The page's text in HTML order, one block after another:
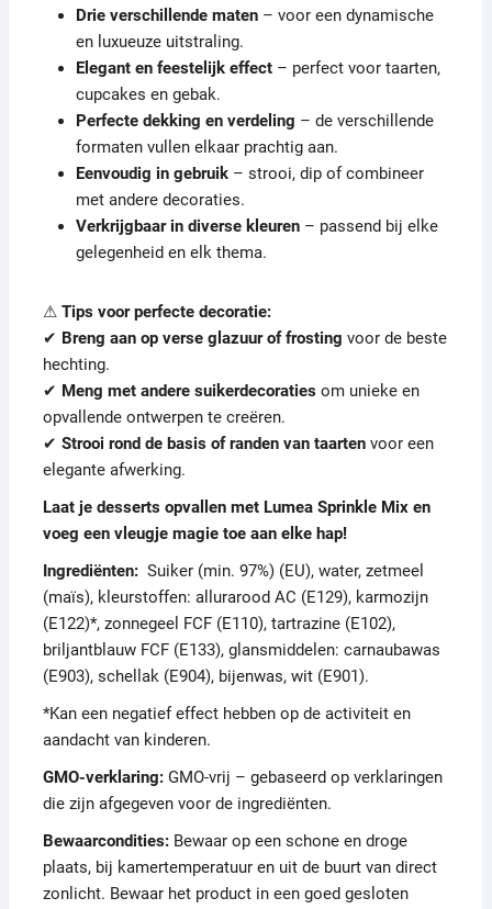
Drie verschillende maten– voor een dynamische
en luxueuze uitstraling.
Elegant en feestelijk effect– perfect voor taarten,
cupcakes en gebak.
Perfecte dekking en verdeling – de verschillende
formaten vullen elkaar prachtig aan.
Eenvoudig in gebruik– strooi, dip of combineer
met andere decoraties.
Verkrijgbaar in diverse kleuren– passend bij elke
gelegenheid en elk thema.
⚠ Tips voor perfecte decoratie:
✔ Breng aan op verse glazuur of frosting voor de beste
hechting.
✔ Meng met andere suikerdecoratiesom unieke en
opvallende ontwerpen te creëren.
✔ Strooi rond de basis of randen van taartenvoor een
elegante afwerking.
Laat je desserts opvallen met Lumea Sprinkle Mix en
voeg een vleugje magie toe aan elke hap!
Ingrediënten: Suiker (min. 97%) (EU), water, zetmeel
(maïs), kleurstoffen: allurarood AC (E129), karmozijn
(E122)*, zonnegeel FCF (E110), tartrazine (E102),
briljantblauw FCF (E133), glansmiddelen: carnaubawas
(E903), schellak (E904), bijenwas, wit (E901).
*Kan een negatief effect hebben op de activiteit en
aandacht van kinderen.
GMO-verklaring:GMO-vrij – gebaseerd op verklaringen
die zijn afgegeven voor de ingrediënten.
Bewaarcondities:Bewaar op een schone en droge
plaats, bij kamertemperatuur en uit de buurt van direct
zonlicht. Bewaar het product in een goed gesloten